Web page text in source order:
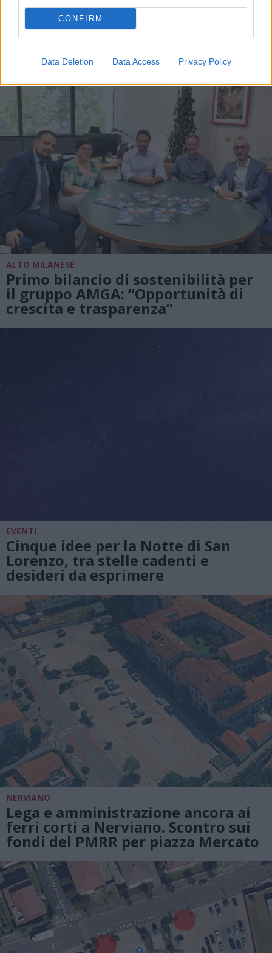
CONFIRM
Data Deletion Data Access Privacy Policy
ALTO MILANESE
Primo bilancio di sostenibilità per
il gruppo AMGA: “Opportunità di
crescita e trasparenza”
EVENTI
Cinque idee per la Notte di San
Lorenzo, tra stelle cadenti e
desideri da esprimere
NERVIANO
Lega e amministrazione ancora ai
ferri corti a Nerviano. Scontro sui
fondi del PMRR per piazza Mercato